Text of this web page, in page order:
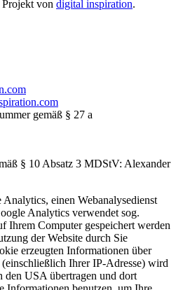
von digital inspiration.
gemäß § 27 a
§ 10 Absatz 3 MDStV: Alexander
einen Webanalysedienst
Analytics verwendet sog.
Ihrem Computer gespeichert werden
der Website durch Sie
erzeugten Informationen über
Ihrer IP-Adresse) wird
den USA übertragen und dort